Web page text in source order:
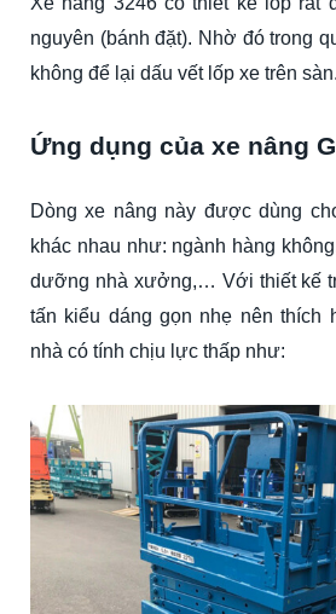
nguyên (bánh đặt). Nhờ đó trong
không để lại dấu vết lốp xe trên sàn.
Ứng dụng của xe nâng
Dòng xe nâng này được dùng
khác nhau như: ngành hàng
dưỡng nhà xưởng,… Với thiết kế
tấn kiểu dáng gọn nhẹ nên thích
nhà có tính chịu lực thấp như: